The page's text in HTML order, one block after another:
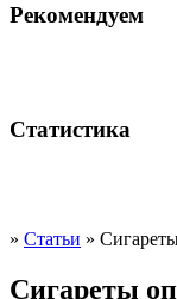
Рекомендуем
Статистика
» Статьи »
Сигареты